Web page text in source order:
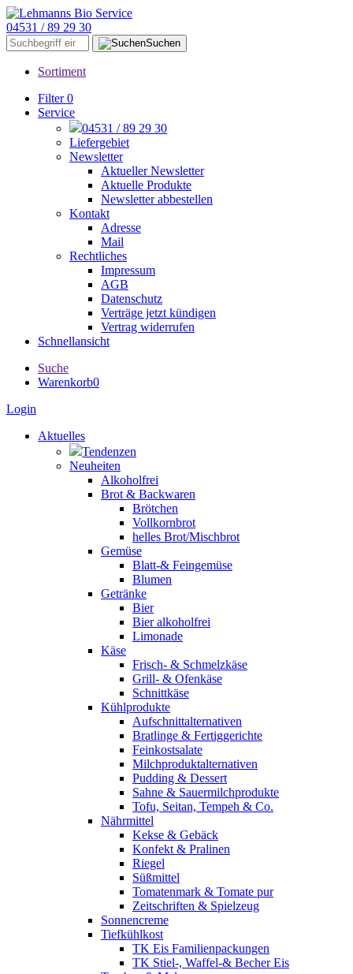
04531 / 89 29 30
Suchen
Sortiment
Filter 0
Service
04531 / 89 29 30
Liefergebiet
Newsletter
Aktueller Newsletter
Aktuelle Produkte
Newsletter abbestellen
Kontakt
Adresse
Mail
Rechtliches
Impressum
AGB
Datenschutz
Verträge jetzt kündigen
Vertrag widerrufen
Schnellansicht
Suche
Warenkorb0
Login
Aktuelles
Tendenzen
Neuheiten
Alkoholfrei
Brot & Backwaren
Brötchen
Vollkornbrot
helles Brot/Mischbrot
Gemüse
Blatt-& Feingemüse
Blumen
Getränke
Bier
Bier alkoholfrei
Limonade
Käse
Frisch- & Schmelzkäse
Grill- & Ofenkäse
Schnittkäse
Kühlprodukte
Aufschnittalternativen
Bratlinge & Fertiggerichte
Feinkostsalate
Milchproduktalternativen
Pudding & Dessert
Sahne & Sauermilchprodukte
Tofu, Seitan, Tempeh & Co.
Nährmittel
Kekse & Gebäck
Konfekt & Pralinen
Riegel
Süßmittel
Tomatenmark & Tomate pur
Zeitschriften & Spielzeug
Sonnencreme
Tiefkühlkost
TK Eis Familienpackungen
TK Stiel-, Waffel-& Becher Eis